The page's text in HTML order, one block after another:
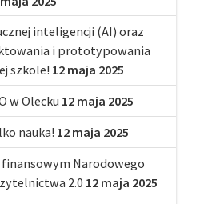
inteligencji (AI) oraz
i prototypowania
szkole! 12 maja 2025
w Olecku 12 maja 2025
nauka! 12 maja 2025
finansowym Narodowego
2.0 12 maja 2025